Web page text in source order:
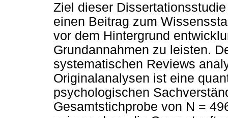
Ziel dieser
einen Beitrag zum
vor dem Hintergrund
Grundannahmen zu leisten.
systematischen Reviews
Originalanalysen ist eine
psychologischen
Gesamtstichprobe von N =